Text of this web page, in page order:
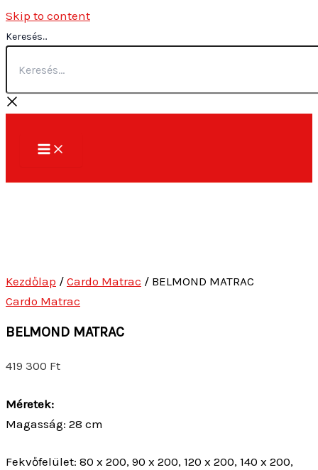
Skip to content
Keresés...
Kezdőlap / Cardo Matrac / BELMOND MATRAC
Cardo Matrac
BELMOND MATRAC
419 300 Ft
Méretek:
Magasság: 28 cm
Fekvőfelület: 80 x 200, 90 x 200, 120 x 200, 140 x 200,